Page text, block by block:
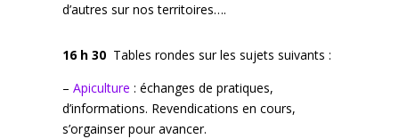
d’autres sur nos territoires….
16 h 30Tables rondes sur les sujets suivants :
– Apiculture : échanges de pratiques,
d’informations. Revendications en cours,
s’orgainser pour avancer.